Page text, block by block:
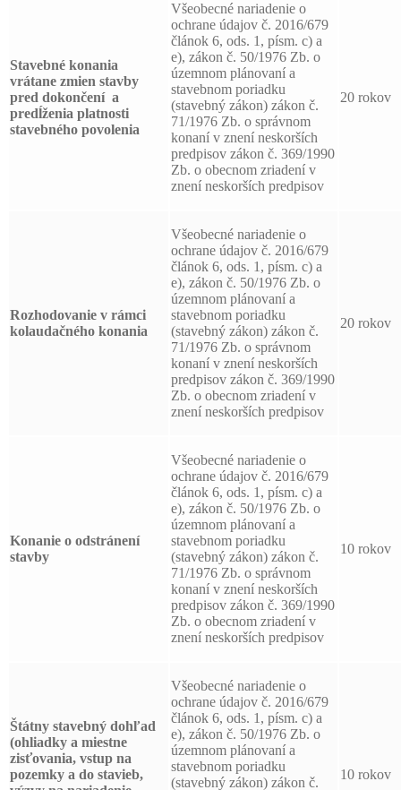
Stavebné konania
vrátane zmien stavby
pred dokončení a
predĺženia platnosti
stavebného povolenia
Všeobecné nariadenie o
ochrane údajov č. 2016/679
článok 6, ods. 1, písm. c) a
e), zákon č. 50/1976 Zb. o
územnom plánovaní a
stavebnom poriadku
(stavebný zákon) zákon č.
71/1976 Zb. o správnom
konaní v znení neskorších
predpisov zákon č. 369/1990
Zb. o obecnom zriadení v
znení neskorších predpisov
20 rokov
Rozhodovanie v rámci
kolaudačného konania
Všeobecné nariadenie o
ochrane údajov č. 2016/679
článok 6, ods. 1, písm. c) a
e), zákon č. 50/1976 Zb. o
územnom plánovaní a
stavebnom poriadku
(stavebný zákon) zákon č.
71/1976 Zb. o správnom
konaní v znení neskorších
predpisov zákon č. 369/1990
Zb. o obecnom zriadení v
znení neskorších predpisov
20 rokov
Konanie o odstránení
stavby
Všeobecné nariadenie o
ochrane údajov č. 2016/679
článok 6, ods. 1, písm. c) a
e), zákon č. 50/1976 Zb. o
územnom plánovaní a
stavebnom poriadku
(stavebný zákon) zákon č.
71/1976 Zb. o správnom
konaní v znení neskorších
predpisov zákon č. 369/1990
Zb. o obecnom zriadení v
znení neskorších predpisov
10 rokov
Štátny stavebný dohľad
(ohliadky a miestne
zisťovania, vstup na
pozemky a do stavieb,
Všeobecné nariadenie o
ochrane údajov č. 2016/679
článok 6, ods. 1, písm. c) a
e), zákon č. 50/1976 Zb. o
územnom plánovaní a
stavebnom poriadku
(stavebný zákon) zákon č.
10 rokov